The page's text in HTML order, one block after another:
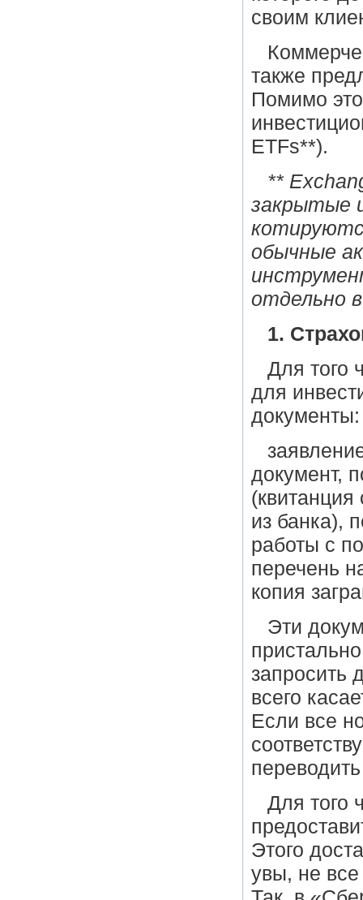
своим
также
Помимо
ETFs**).
**
закрытые
обычные
отдельно
1.
Для того
для
документы:
документ,
из банка),
работы с
перечень
копия
Эти
запросить
всего
Если все
Для того
Этого
увы, не все